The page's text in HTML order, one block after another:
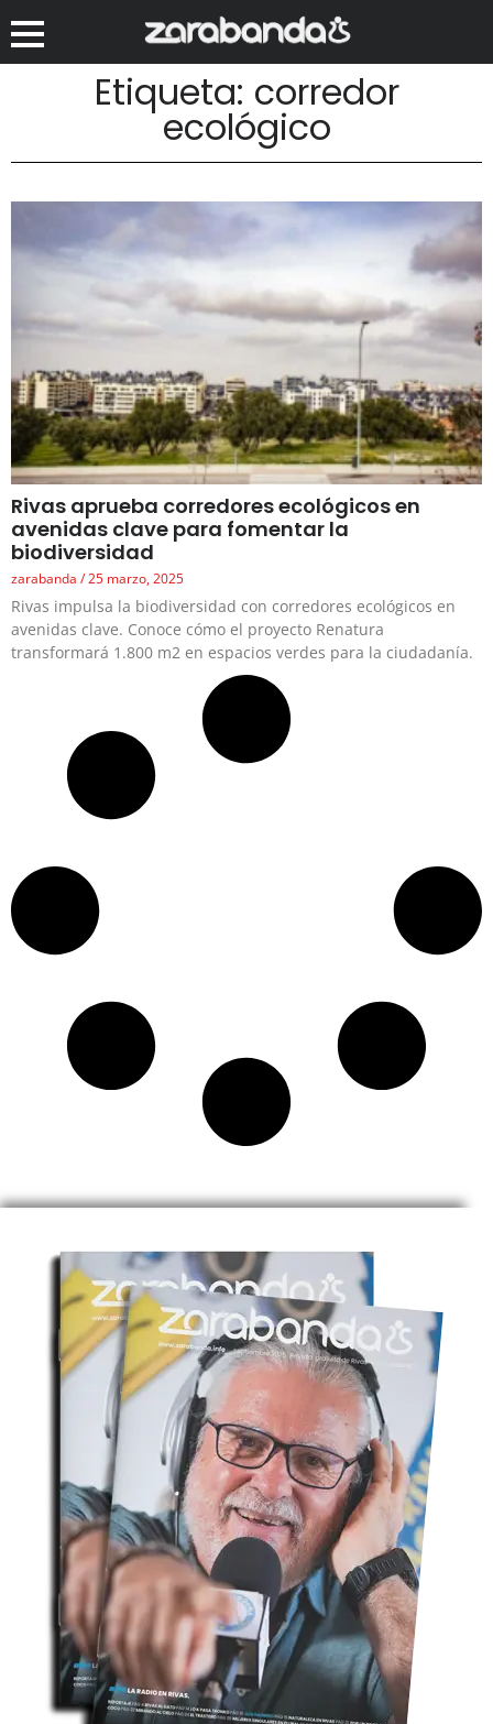
Etiqueta: corredor
ecológico
Rivas aprueba corredores ecológicos en
avenidas clave para fomentar la
biodiversidad
zarabanda 25 marzo, 2025
Rivas impulsa la biodiversidad con corredores ecológicos en
avenidas clave. Conoce cómo el proyecto Renatura
transformará 1.800 m2 en espacios verdes para la ciudadanía.